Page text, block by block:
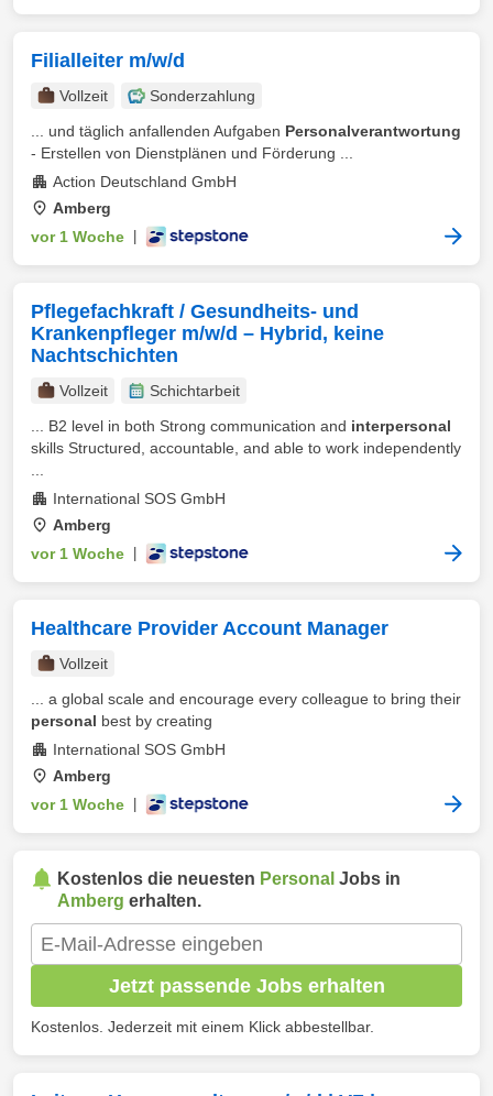
Filialleiter m/w/d
Vollzeit
Sonderzahlung
... und täglich anfallenden Aufgaben Personalverantwortung
- Erstellen von Dienstplänen und Förderung ...
Action Deutschland GmbH
Amberg
vor 1 Woche
Pflegefachkraft / Gesundheits- und
Krankenpfleger m/w/d – Hybrid, keine
Nachtschichten
Vollzeit
Schichtarbeit
... B2 level in both Strong communication and interpersonal
skills Structured, accountable, and able to work independently
International SOS GmbH
Amberg
vor 1 Woche
Healthcare Provider Account Manager
Vollzeit
... a global scale and encourage every colleague to bring their
personal best by creating
International SOS GmbH
Amberg
vor 1 Woche
Kostenlos die neuesten Personal Jobs in
Amberg erhalten.
Jetzt passende Jobs erhalten
Kostenlos. Jederzeit mit einem Klick abbestellbar.